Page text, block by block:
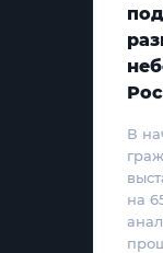
В
на